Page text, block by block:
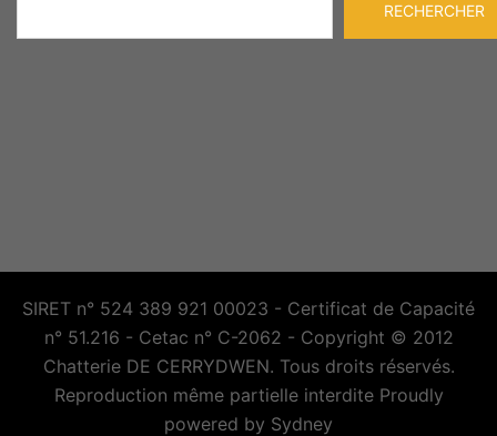
RECHERCHER
SIRET n° 524 389 921 00023 - Certificat de Capacité
n° 51.216 - Cetac n° C-2062 - Copyright © 2012
Chatterie DE CERRYDWEN. Tous droits réservés.
Reproduction même partielle interdite Proudly
powered by Sydney